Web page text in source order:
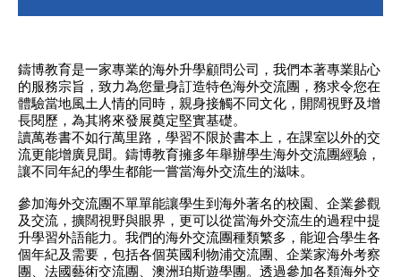
最新消息
常見問題
聯絡我們
简体 繁體 EN
私隱政策
版權及免責聲明
鑄博教育是一家專業的海外升學顧問公司，我們本著專業貼心
的服務宗旨，致力為您量身訂造特色海外交流團，務求令您在
體驗當地風土人情的同時，親身接觸不同文化，開闊視野及增
長閱歷，為其將來發展奠定堅實基礎。
讀萬卷書不如行萬里路，學習不限於書本上，在課室以外的交
流更能增廣見聞。鑄博教育擁多年舉辦學生海外交流團經驗，
讓不同年紀的學生都能一嘗當海外交流生的滋味。
參加海外交流團不單單能讓學生到海外著名的校園、企業參觀
及交流，擴闊視野與眼界，更可以從當海外交流生的過程中提
升學習外語能力。我們的海外交流團種類繁多，能迎合學生各
個年紀及需要，包括各個英國利物浦交流團、企業家海外考察
團、法國藝術交流團、澳洲珀斯遊學團。透過參加各類海外交